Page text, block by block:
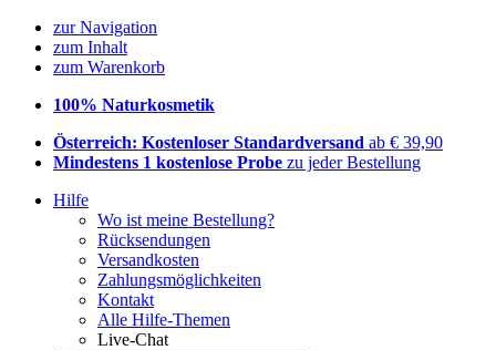
zur Navigation
zum Inhalt
zum Warenkorb
100% Naturkosmetik
Österreich: Kostenloser Standardversand ab € 39,90
Mindestens 1 kostenlose Probe zu jeder Bestellung
Hilfe
Wo ist meine Bestellung?
Rücksendungen
Versandkosten
Zahlungsmöglichkeiten
Kontakt
Alle Hilfe-Themen
Live-Chat